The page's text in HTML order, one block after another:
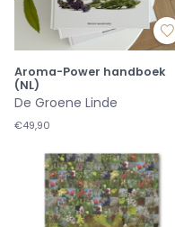
Aroma-Power handboek
(NL)
De Groene Linde
€49,90